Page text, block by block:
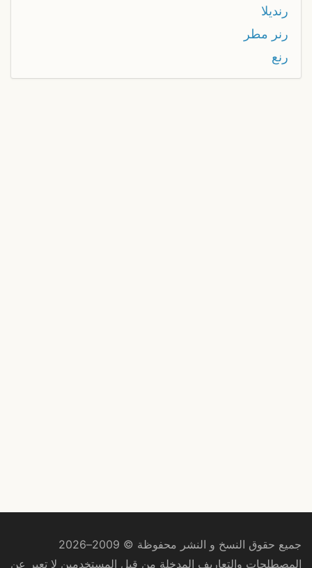
رنديلا
رنر مطر
رنع
جميع حقوق النسخ و النشر محفوظة © 2009–2026
المصطلحات والتعاريف المدخلة من قبل المستخدمين لا تعبر عن